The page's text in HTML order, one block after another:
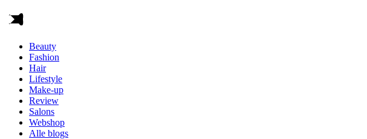
Beauty
Fashion
Hair
Lifestyle
Make-up
Review
Salons
Webshop
Alle blogs